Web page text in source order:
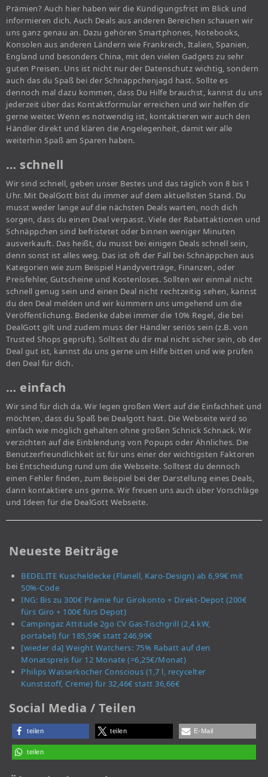
Prämien? Auch hier haben wir die Kündigungsfrist im Blick und
informieren dich. Auch Deals aus anderen Bereichen schauen wir
uns ganz genau an. Dazu gehören Smartphones, Notebooks,
Konsolen aus anderen Ländern wie Frankreich, Italien, Spanien,
England und besonders China, mit den vielen Gadgets zu sehr
guten Preisen. Uns ist nicht nur der Datenschutz wichtig, sondern
auch das du Spaß bei der Schnäppchenjagd hast. Sollte es
dennoch mal dazu kommen, dass Du Hilfe brauchst, kannst du uns
jederzeit über das Kontaktformular erreichen und wir helfen dir
gerne weiter. Wenn es notwendig ist, kontaktieren wir auch den
Händler direkt und klären die Angelegenheit, damit wir alle
weiterhin Spaß am Sparen haben.
… schnell
Wir sind schnell, geben unser Bestes und das täglich von 8 bis 1
Uhr. Mit DealGott bist du immer auf dem aktuellsten Stand. Du
musst weder lange auf die nächsten Deals warten, noch dich
sorgen, dass du einen Deal verpasst. Viele der Rabattaktionen und
Schnäppchen sind befristetet oder binnen weniger Minuten
ausverkauft. Das heißt, du musst bei einigen Deals schnell sein,
denn sonst ist alles weg. Das ist oft der Fall bei Schnäppchen aus
Kategorien wie zum Beispiel Handyverträge, Finanzen, oder
Preisfehler, Gutscheine und Kostenloses. Sollten wir einmal nicht
schnell genug sein und einen Deal nicht rechtzeitig sehen, kannst
du den Deal melden und wir kümmern uns umgehend um die
Veröffentlichung. Bedenke dabei immer die 10% Regel, die bei
DealGott gilt und zudem muss der Händler seriös sein (z.B. von
Trusted Shops geprüft). Solltest du dir mal nicht sicher sein, ob der
Deal gut ist, kannst du uns gerne um Hilfe bitten und wie prüfen
den Deal für dich.
… einfach
Wir sind für dich da. Wir legen großen Wert auf die Einfachheit und
möchten, dass du Spaß bei Dealgott hast. Die Webseite wird so
einfach wie möglich gehalten ohne großen Schnick Schnack. Wir
verzichten auf die Einblendung von Popups oder Ähnliches. Die
Benutzerfreundlichkeit ist für uns einer der wichtigsten Faktoren
bei Entscheidung rund um die Webseite. Solltest du dennoch
einen Fehler finden, zum Beispiel bei der Darstellung eines Deals,
dann kontaktiere uns gerne. Wir freuen uns auch über Vorschläge
und Ideen für die DealGott Webseite.
Neueste Beiträge
BEDELITE Kuscheldecke (Flanell, Karo-Design) ab 6,99€ mit
50%-Code
ING: Bis zu 300€ Prämie für Girokonto + Direkt-Depot (200€
fürs Giro + 100€ fürs Depot)
Campingaz Attitude 2go CV Gas-Tischgrill (2,4 kW,
portabel) für 185,59€ statt 246,99€
[wieder da] Weight Watchers: 75% Rabatt auf den
Monatspreis für 12 Monate (=6,25€/Monat)
Philips Wasserkocher Conscious (1,7 l, recycelter
Kunststoff, Creme) für 32,46€ statt 36,66€
Social Media / Teilen
teilen teilen E-Mail
teilen